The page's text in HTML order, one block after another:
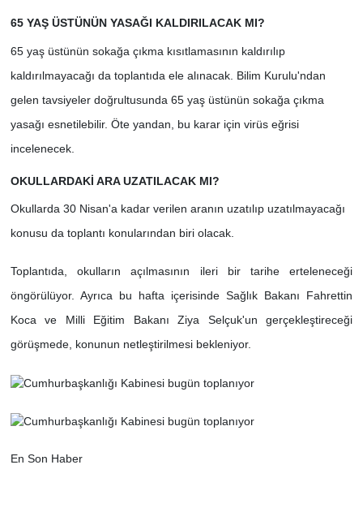
65 YAŞ ÜSTÜNÜN YASAĞI KALDIRILACAK MI?
65 yaş üstünün sokağa çıkma kısıtlamasının kaldırılıp
kaldırılmayacağı da toplantıda ele alınacak. Bilim Kurulu'ndan
gelen tavsiyeler doğrultusunda 65 yaş üstünün sokağa çıkma
yasağı esnetilebilir. Öte yandan, bu karar için virüs eğrisi
incelenecek.
OKULLARDAKİ ARA UZATILACAK MI?
Okullarda 30 Nisan'a kadar verilen aranın uzatılıp uzatılmayacağı
konusu da toplantı konularından biri olacak.
Toplantıda, okulların açılmasının ileri bir tarihe erteleneceği
öngörülüyor. Ayrıca bu hafta içerisinde Sağlık Bakanı Fahrettin
Koca ve Milli Eğitim Bakanı Ziya Selçuk'un gerçekleştireceği
görüşmede, konunun netleştirilmesi bekleniyor.
En Son Haber